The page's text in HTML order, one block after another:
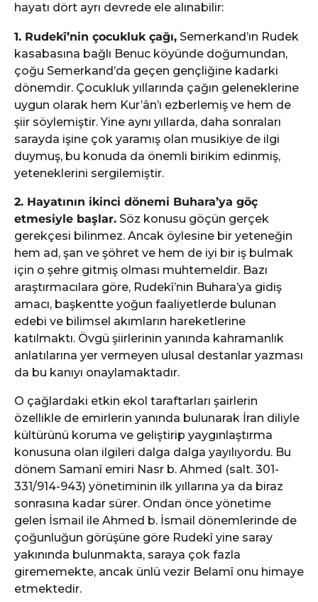
hayatı dört ayrı devrede ele alınabilir:
1. Rudekî’nin çocukluk çağı, Semerkand’ın Rudek
kasabasına bağlı Benuc köyünde doğumundan,
çoğu Semerkand’da geçen gençliğine kadarki
dönemdir. Çocukluk yıllarında çağın geleneklerine
uygun olarak hem Kur’ân’ı ezberlemiş ve hem de
şiir söylemiştir. Yine aynı yıllarda, daha sonraları
sarayda işine çok yaramış olan musikiye de ilgi
duymuş, bu konuda da önemli birikim edinmiş,
yeteneklerini sergilemiştir.
2. Hayatının ikinci dönemi Buhara’ya göç
etmesiyle başlar. Söz konusu göçün gerçek
gerekçesi bilinmez. Ancak öylesine bir yeteneğin
hem ad, şan ve şöhret ve hem de iyi bir iş bulmak
için o şehre gitmiş olması muhtemeldir. Bazı
araştırmacılara göre, Rudekî’nin Buhara’ya gidiş
amacı, başkentte yoğun faaliyetlerde bulunan
edebi ve bilimsel akımların hareketlerine
katılmaktı. Övgü şiirlerinin yanında kahramanlık
anlatılarına yer vermeyen ulusal destanlar yazması
da bu kanıyı onaylamaktadır.
O çağlardaki etkin ekol taraftarları şairlerin
özellikle de emirlerin yanında bulunarak İran diliyle
kültürünü koruma ve geliştirip yaygınlaştırma
konusuna olan ilgileri dalga dalga yayılıyordu. Bu
dönem Samanî emiri Nasr b. Ahmed (salt. 301-
331/914-943) yönetiminin ilk yıllarına ya da biraz
sonrasına kadar sürer. Ondan önce yönetime
gelen İsmail ile Ahmed b. İsmail dönemlerinde de
çoğunluğun görüşüne göre Rudekî yine saray
yakınında bulunmakta, saraya çok fazla
girememekte, ancak ünlü vezir Belamî onu himaye
etmektedir.